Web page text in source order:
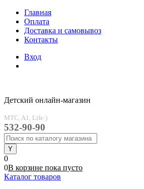
Главная
Оплата
Доставка и самовывоз
Контакты
Вход
Детский онлайн-магазин
MTC, A1, Life:)
532-90-90
0
0В корзине пока пусто
Каталог товаров